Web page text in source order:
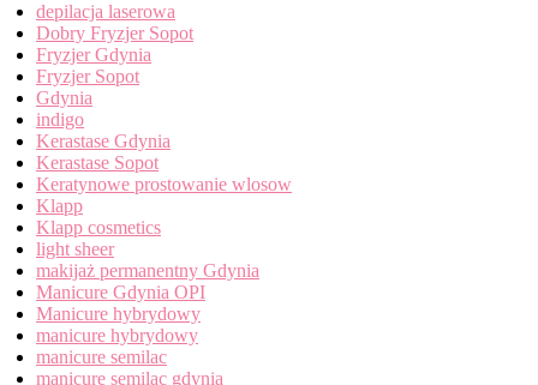
depilacja laserowa
Dobry Fryzjer Sopot
Fryzjer Gdynia
Fryzjer Sopot
Gdynia
indigo
Kerastase Gdynia
Kerastase Sopot
Keratynowe prostowanie wlosow
Klapp
Klapp cosmetics
light sheer
makijaż permanentny Gdynia
Manicure Gdynia OPI
Manicure hybrydowy
manicure hybrydowy
manicure semilac
manicure semilac gdynia